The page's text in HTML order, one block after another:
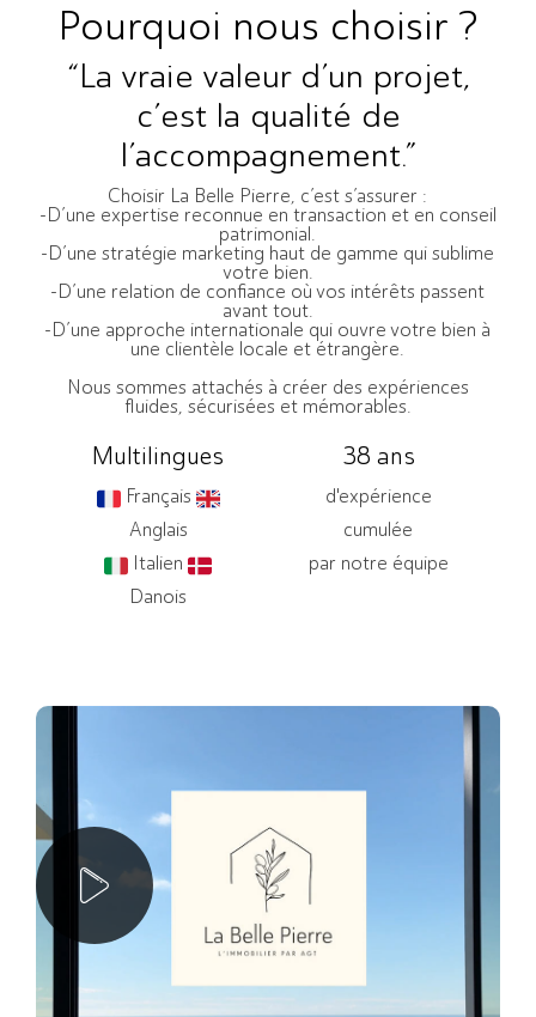
Pourquoi nous choisir ?
“La vraie valeur d’un projet,
c’est la qualité de
l’accompagnement.”
Choisir La Belle Pierre, c’est s’assurer :
-D’une expertise reconnue en transaction et en conseil
patrimonial.
-D’une stratégie marketing haut de gamme qui sublime
votre bien.
-D’une relation de confiance où vos intérêts passent
avant tout.
-D’une approche internationale qui ouvre votre bien à
une clientèle locale et étrangère.
Nous sommes attachés à créer des expériences
fluides, sécurisées et mémorables.
Multilingues
Français
Anglais
Italien
Danois
38 ans
d'expérience
cumulée
par notre équipe